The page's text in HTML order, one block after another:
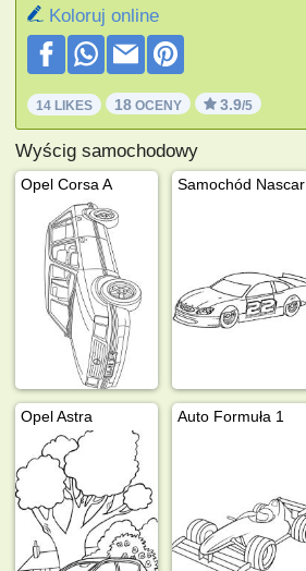
Koloruj online
14 LIKES 18 OCENY 3.9/5
Wyścig samochodowy
Opel Corsa A Samochód Nascar
Opel Astra Auto Formuła 1